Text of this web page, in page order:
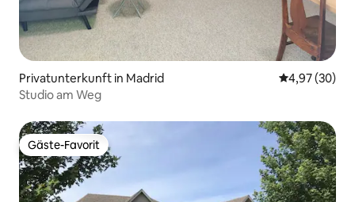
Privatunterkunft in Madrid
4,97 (30)
Studio am Weg
Gäste-Favorit
Gäste-Favorit